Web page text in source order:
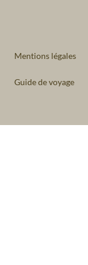
Mentions légales
Guide de voyage